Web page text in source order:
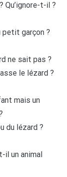
Qu’ignore-t-il ?
petit garçon ?
ne sait pas ?
le lézard ?
mais un
du lézard ?
il un animal